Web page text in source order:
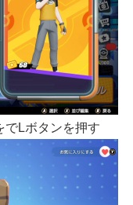
でLボタンを押す